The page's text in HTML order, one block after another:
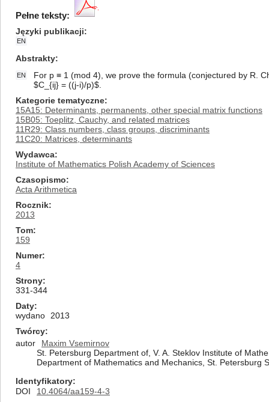
Pełne teksty:
Języki publikacji
EN
Abstrakty
EN
For p ≡ 1 (mod 4), we prove the formula (conjectured by R.
$C_{ij} = ((j-i)/p)$.
Kategorie tematyczne
15A15: Determinants, permanents, other special matrix functions
15B05: Toeplitz, Cauchy, and related matrices
11R29: Class numbers, class groups, discriminants
11C20: Matrices, determinants
Wydawca
Institute of Mathematics Polish Academy of Sciences
Czasopismo
Acta Arithmetica
Rocznik
2013
Tom
159
Numer
4
Strony
331-344
Daty
wydano
2013
Twórcy
autor
Maxim Vsemirnov
St. Petersburg Department of, V. A. Steklov Institute of
Department of Mathematics and Mechanics, St. Petersburg
Identyfikatory
DOI
10.4064/aa159-4-3